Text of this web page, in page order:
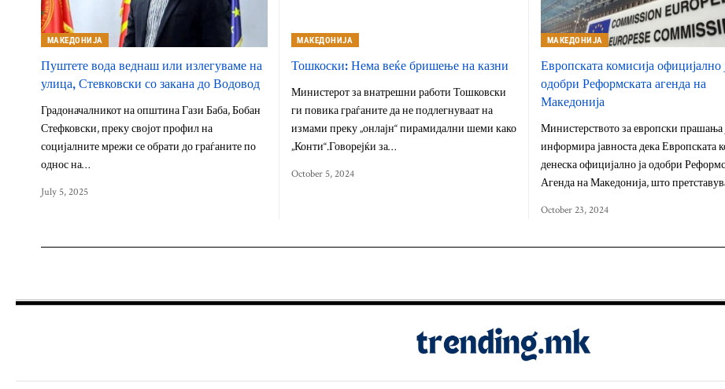
МАКЕДОНИЈА
Пуштете вода веднаш или излегуваме на
улица, Стевковски со закана до Водовод
Градоначалникот на општина Гази Баба, Бобан
Стефковски, преку својот профил на
социјалните мрежи се обрати до граѓаните по
однос на…
July 5, 2025
МАКЕДОНИЈА
Тошкоски: Нема веќе бришење на казни
Министерот за внатрешни работи Тошковски
ги повика граѓаните да не подлегнуваат на
измами преку „онлајн“ пирамидални шеми како
„Конти“.Говорејќи за…
October 5, 2024
МАКЕДОНИЈА
Европската комисија официјално
одобри Реформската агенда на
Македонија
Министерството за европски прашања
информира јавноста дека Европската
денеска официјално ја одобри
Агенда на Македонија, што
October 23, 2024